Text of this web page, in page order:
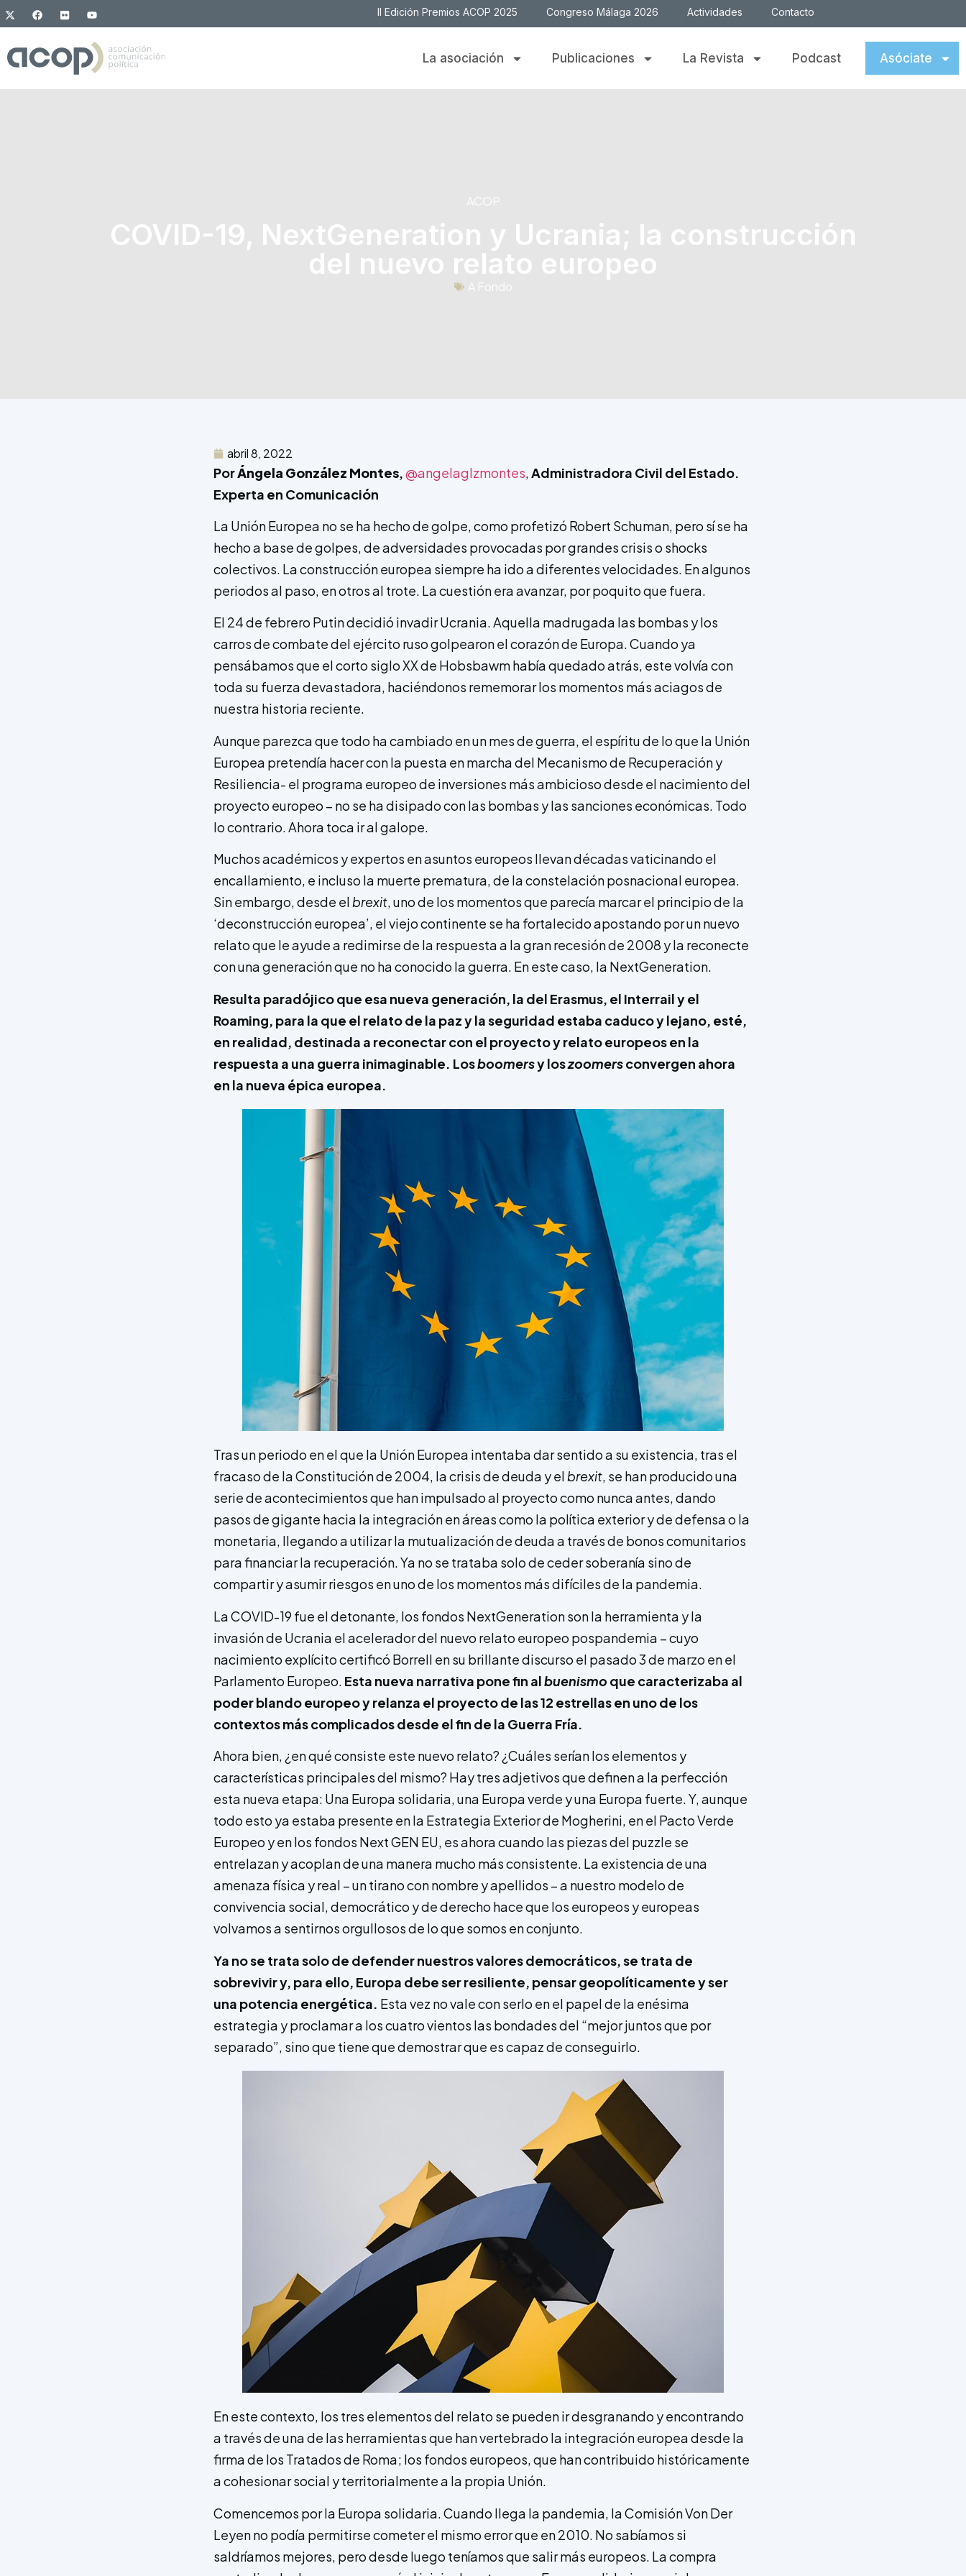
II Edición Premios ACOP 2025 Congreso Málaga 2026 Actividades Contacto
La asociación Publicaciones La Revista Podcast Asóciate
ACOP
COVID-19, NextGeneration y Ucrania; la construcción
del nuevo relato europeo
A Fondo
abril 8, 2022
PorÁngela González Montes,@angelaglzmontes,Administradora Civil del Estado.
Experta en Comunicación
La Unión Europea no se ha hecho de golpe, como profetizó Robert Schuman, pero sí se ha
hecho a base de golpes, de adversidades provocadas por grandes crisis o shocks
colectivos. La construcción europea siempre ha ido a diferentes velocidades. En algunos
periodos al paso, en otros al trote. La cuestión era avanzar, por poquito que fuera.
El 24 de febrero Putin decidió invadir Ucrania. Aquella madrugada las bombas y los
carros de combate del ejército ruso golpearon el corazón de Europa. Cuando ya
pensábamos que el corto siglo XX de Hobsbawm había quedado atrás, este volvía con
toda su fuerza devastadora, haciéndonos rememorar los momentos más aciagos de
nuestra historia reciente.
Aunque parezca que todo ha cambiado en un mes de guerra, el espíritu de lo que la Unión
Europea pretendía hacer con la puesta en marcha del Mecanismo de Recuperación y
Resiliencia- el programa europeo de inversiones más ambicioso desde el nacimiento del
proyecto europeo – no se ha disipado con las bombas y las sanciones económicas. Todo
lo contrario. Ahora toca ir al galope.
Muchos académicos y expertos en asuntos europeos llevan décadas vaticinando el
encallamiento, e incluso la muerte prematura, de la constelación posnacional europea.
Sin embargo, desde el brexit, uno de los momentos que parecía marcar el principio de la
‘deconstrucción europea’, el viejo continente se ha fortalecido apostando por un nuevo
relato que le ayude a redimirse de la respuesta a la gran recesión de 2008 y la reconecte
con una generación que no ha conocido la guerra. En este caso, la NextGeneration.
Resulta paradójico que esa nueva generación, la del Erasmus, el Interrail y el
Roaming, para la que el relato de la paz y la seguridad estaba caduco y lejano, esté,
en realidad, destinada a reconectar con el proyecto y relato europeos en la
respuesta a una guerra inimaginable. Losboomersy loszoomersconvergen ahora
en la nueva épica europea.
Tras un periodo en el que la Unión Europea intentaba dar sentido a su existencia, tras el
fracaso de la Constitución de 2004, la crisis de deuda y el brexit, se han producido una
serie de acontecimientos que han impulsado al proyecto como nunca antes, dando
pasos de gigante hacia la integración en áreas como la política exterior y de defensa o la
monetaria, llegando a utilizar la mutualización de deuda a través de bonos comunitarios
para financiar la recuperación. Ya no se trataba solo de ceder soberanía sino de
compartir y asumir riesgos en uno de los momentos más difíciles de la pandemia.
La COVID-19 fue el detonante, los fondos NextGeneration son la herramienta y la
invasión de Ucrania el acelerador del nuevo relato europeo pospandemia – cuyo
nacimiento explícito certificó Borrell en su brillante discurso el pasado 3 de marzo en el
Parlamento Europeo. Esta nueva narrativa pone fin albuenismo que caracterizaba al
poder blando europeo y relanza el proyecto de las 12 estrellas en uno de los
contextos más complicados desde el fin de la Guerra Fría.
Ahora bien, ¿en qué consiste este nuevo relato? ¿Cuáles serían los elementos y
características principales del mismo? Hay tres adjetivos que definen a la perfección
esta nueva etapa: Una Europa solidaria, una Europa verde y una Europa fuerte. Y, aunque
todo esto ya estaba presente en la Estrategia Exterior de Mogherini, en el Pacto Verde
Europeo y en los fondos Next GEN EU, es ahora cuando las piezas del puzzle se
entrelazan y acoplan de una manera mucho más consistente. La existencia de una
amenaza física y real – un tirano con nombre y apellidos – a nuestro modelo de
convivencia social, democrático y de derecho hace que los europeos y europeas
volvamos a sentirnos orgullosos de lo que somos en conjunto.
Ya no se trata solo de defender nuestros valores democráticos, se trata de
sobrevivir y, para ello, Europa debe ser resiliente, pensar geopolíticamente y ser
una potencia energética. Esta vez no vale con serlo en el papel de la enésima
estrategia y proclamar a los cuatro vientos las bondades del “mejor juntos que por
separado”, sino que tiene que demostrar que es capaz de conseguirlo.
En este contexto, los tres elementos del relato se pueden ir desgranando y encontrando
a través de una de las herramientas que han vertebrado la integración europea desde la
firma de los Tratados de Roma; los fondos europeos, que han contribuido históricamente
a cohesionar social y territorialmente a la propia Unión.
Comencemos por la Europa solidaria. Cuando llega la pandemia, la Comisión Von Der
Leyen no podía permitirse cometer el mismo error que en 2010. No sabíamos si
saldríamos mejores, pero desde luego teníamos que salir más europeos. La compra